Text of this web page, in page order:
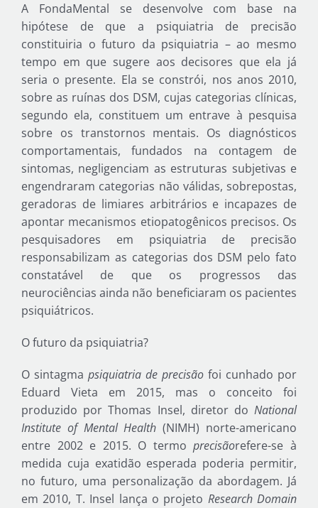
A FondaMental se desenvolve com base na
hipótese de que a psiquiatria de precisão
constituiria o futuro da psiquiatria – ao mesmo
tempo em que sugere aos decisores que ela já
seria o presente. Ela se constrói, nos anos 2010,
sobre as ruínas dos DSM, cujas categorias clínicas,
segundo ela, constituem um entrave à pesquisa
sobre os transtornos mentais. Os diagnósticos
comportamentais, fundados na contagem de
sintomas, negligenciam as estruturas subjetivas e
engendraram categorias não válidas, sobrepostas,
geradoras de limiares arbitrários e incapazes de
apontar mecanismos etiopatogênicos precisos. Os
pesquisadores em psiquiatria de precisão
responsabilizam as categorias dos DSM pelo fato
constatável de que os progressos das
neurociências ainda não beneficiaram os pacientes
psiquiátricos.
O futuro da psiquiatria?
O sintagma psiquiatria de precisão foi cunhado por
Eduard Vieta em 2015, mas o conceito foi
produzido por Thomas Insel, diretor doNational
Institute of Mental Health (NIMH) norte-americano
entre 2002 e 2015. O termoprecisãorefere-se à
medida cuja exatidão esperada poderia permitir,
no futuro, uma personalização da abordagem. Já
em 2010, T. Insel lança o projeto Research Domain